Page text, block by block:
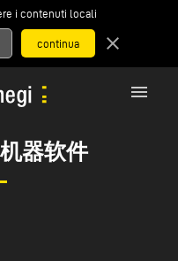
i contenuti locali
close
menu
机器软件